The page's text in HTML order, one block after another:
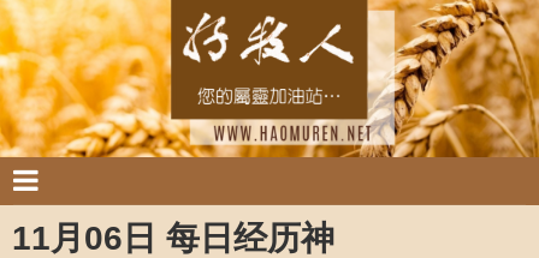
11月06日 每日经历神